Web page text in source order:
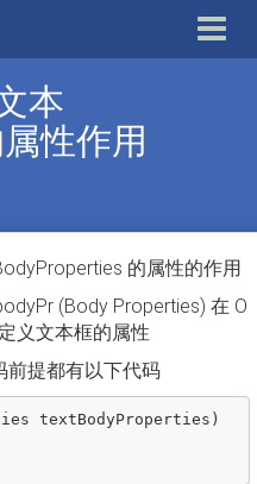
Toggle
本
性作用
的属性的作用
(Body Properties) 在 O
义文本框的属性
前提都有以下代码
textBodyProperties )